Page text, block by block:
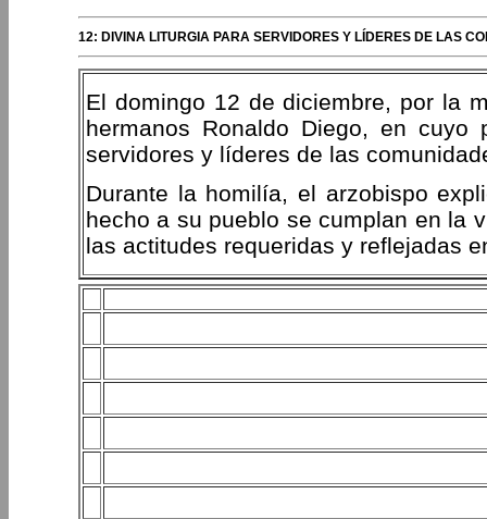
12: DIVINA LITURGIA PARA SERVIDORES Y LÍDERES DE LAS
El domingo 12 de diciembre, por la
hermanos Ronaldo Diego, en
servidores y líderes de las
Durante la homilía, el arzobispo
hecho a su pueblo se cumplan en la
las actitudes requeridas y reflejadas